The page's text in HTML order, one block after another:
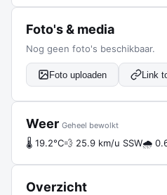
Foto's & media
Nog geen foto's beschikbaar.
Foto uploaden Link
Weer Geheel bewolkt
🌡 19.2°C💨 25.9 km/u SSW🌧
Overzicht